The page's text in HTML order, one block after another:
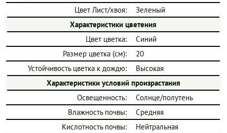
Цвет Лист/хвоя:
Зеленый
Характеристики цветения
Цвет цветка:
Синий
Размер цветка (см):
20
Устойчивость цветка к дождю:
Высокая
Характеристики условий произрастания
Освещенность:
Солнце/полутень
Влажность почвы:
Средняя
Кислотность почвы:
Нейтральная